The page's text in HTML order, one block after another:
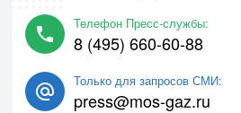
Телефон Пресс-службы:
8 (495) 660-60-88
Только для запросов СМИ:
press@mos-gaz.ru